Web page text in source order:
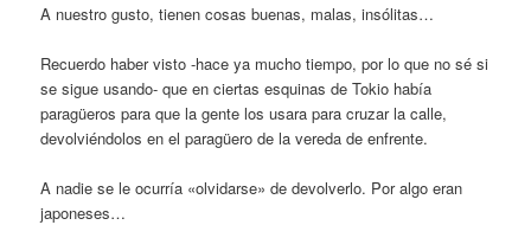
A nuestro gusto, tienen cosas buenas, malas, insólitas…
Recuerdo haber visto -hace ya mucho tiempo, por lo que no sé si
se sigue usando- que en ciertas esquinas de Tokio había
paragüeros para que la gente los usara para cruzar la calle,
devolviéndolos en el paragüero de la vereda de enfrente.
A nadie se le ocurría «olvidarse» de devolverlo. Por algo eran
japoneses…